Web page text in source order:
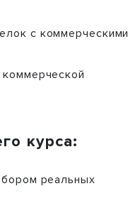
с коммерческими
курса:
реальных